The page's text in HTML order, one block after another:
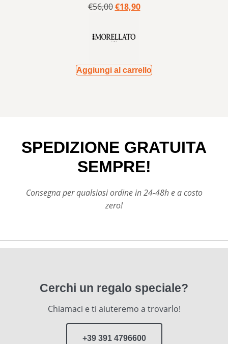
€56,00 €18,90
Aggiungi al carrello
SPEDIZIONE GRATUITA
SEMPRE!
Consegna per qualsiasi ordine in 24-48h e a costo
zero!
Cerchi un regalo speciale?
Chiamaci e ti aiuteremo a trovarlo!
+39 391 4796600